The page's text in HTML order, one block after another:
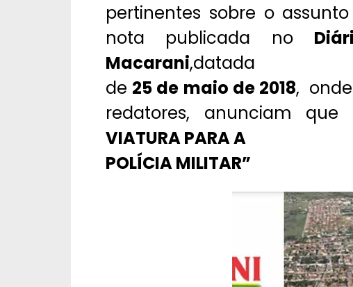
pertinentes sobre o
nota publicada no
Macarani,datada
de 25 de maio de 2018,
redatores, anunciam que
VIATURA PARA A
POLÍCIA MILITAR”